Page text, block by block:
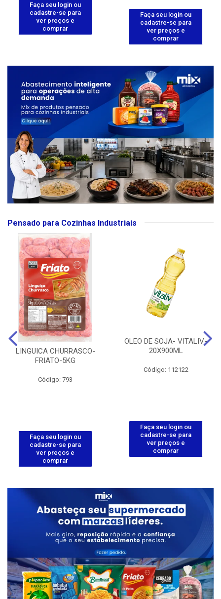
Faça seu login ou
cadastre-se para
ver preços e
comprar
Faça seu login ou
cadastre-se para
ver preços e
comprar
Pensado para Cozinhas Industriais
LINGUICA CHURRASCO-
FRIATO-5KG
Código: 793
Faça seu login ou
cadastre-se para
ver preços e
comprar
OLEO DE SOJA- VITALIV-
20X900ML
Código: 112122
Faça seu login ou
cadastre-se para
ver preços e
comprar